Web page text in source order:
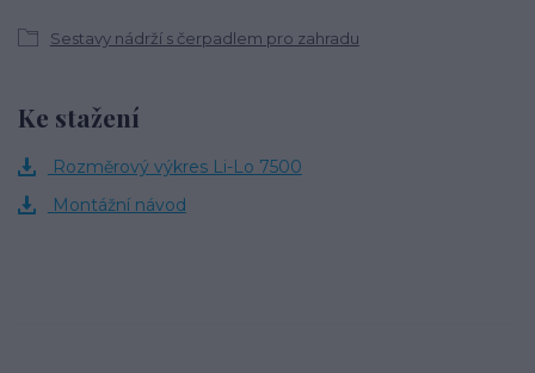
Sestavy nádrží s čerpadlem pro zahradu
Ke stažení
Rozměrový výkres Li-Lo 7500
Montážní návod